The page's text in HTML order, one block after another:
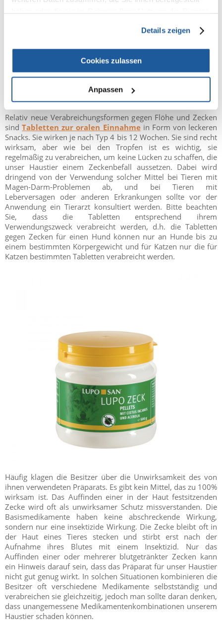
Details zeigen
Cookies zulassen
Anpassen
Zecken-Tabletten für Ihren Hund
Relativ neue Verabreichungsformen gegen Flöhe und Zecken
sindTabletten zur oralen Einnahmein Form von leckeren
Snacks. Sie wirken je nach Typ 4 bis 12 Wochen. Sie sind recht
wirksam, aber wie bei den Tropfen ist es wichtig, sie
regelmäßig zu verabreichen, um keine Lücken zu schaffen, die
unser Haustier einem Zeckenbefall aussetzen. Dabei wird
dringend von der Verwendung solcher Mittel bei Tieren mit
Magen-Darm-Problemen ab, und bei Tieren mit
Leberversagen oder anderen Erkrankungen sollte vor der
Anwendung ein Tierarzt konsultiert werden. Bitte beachten
Sie, dass die Tabletten entsprechend ihrem
Verwendungszweck verabreicht werden, d.h. die Tabletten
gegen Zecken für einen Hund können nur an Hunde bis zu
einem bestimmten Körpergewicht und für Katzen nur die für
Katzen bestimmten Tabletten verabreicht werden.
Häufig klagen die Besitzer über die Unwirksamkeit des von
ihnen verwendeten Präparats. Es gibt kein Mittel, das zu 100%
wirksam ist. Das Auffinden einer in der Haut festsitzenden
Zecke wird oft als unwirksamer Schutz missverstanden. Die
Basismedikamente haben keine abschreckende Wirkung,
sondern nur eine insektizide Wirkung. Die Zecke bleibt oft in
der Haut eines Tieres stecken und stirbt erst nach der
Aufnahme ihres Blutes mit einem Insektizid. Nur das
Auffinden einer oder mehrerer blutgetränkter Zecken kann
ein Hinweis darauf sein, dass das Präparat für unser Haustier
nicht gut genug wirkt. In solchen Situationen kombinieren die
Besitzer oft verschiedene Medikamente selbstständig und
verabreichen sie gleichzeitig, jedoch man sollte daran denken,
dass unangemessene Medikamentenkombinationen unserem
Haustier schaden können.